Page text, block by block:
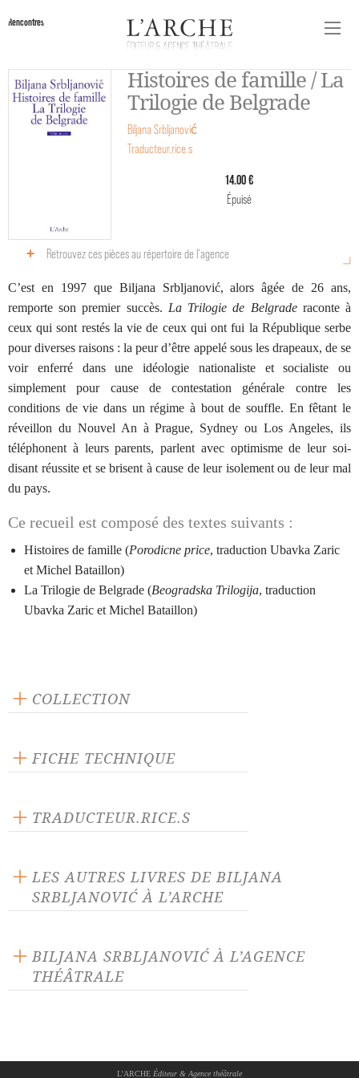
Rencontres
Histoires de famille / La
Trilogie de Belgrade
Biljana Srbljanović
Traducteur.rice.s
14.00 €
Épuisé
Retrouvez ces pièces au répertoire de l‘agence
C’est en 1997 que Biljana Srbljanović, alors âgée de 26 ans,
remporte son premier succès. La Trilogie de Belgraderaconte à
ceux qui sont restés la vie de ceux qui ont fui la République serbe
pour diverses raisons : la peur d’être appelé sous les drapeaux, de se
voir enferré dans une idéologie nationaliste et socialiste ou
simplement pour cause de contestation générale contre les
conditions de vie dans un régime à bout de souffle. En fêtant le
réveillon du Nouvel An à Prague, Sydney ou Los Angeles, ils
téléphonent à leurs parents, parlent avec optimisme de leur soi-
disant réussite et se brisent à cause de leur isolement ou de leur mal
du pays.
Ce recueil est composé des textes suivants :
Histoires de famille (Porodicne price, traduction Ubavka Zaric
et Michel Bataillon)
La Trilogie de Belgrade (Beogradska Trilogija, traduction
Ubavka Zaric et Michel Bataillon)
COLLECTION
FICHE TECHNIQUE
160 pages
Prix : 14.00 €
ISBN : 9782851815040
TRADUCTEUR.RICE.S
Ubavka Zaric
LES AUTRES LIVRES DE BILJANA
SRBLJANOVIĆ À L’ARCHE
BILJANA SRBLJANOVIĆ À L’AGENCE
THÉÂTRALE
Histoires de famille La Chute
L’ARCHE Éditeur & Agence théâtrale